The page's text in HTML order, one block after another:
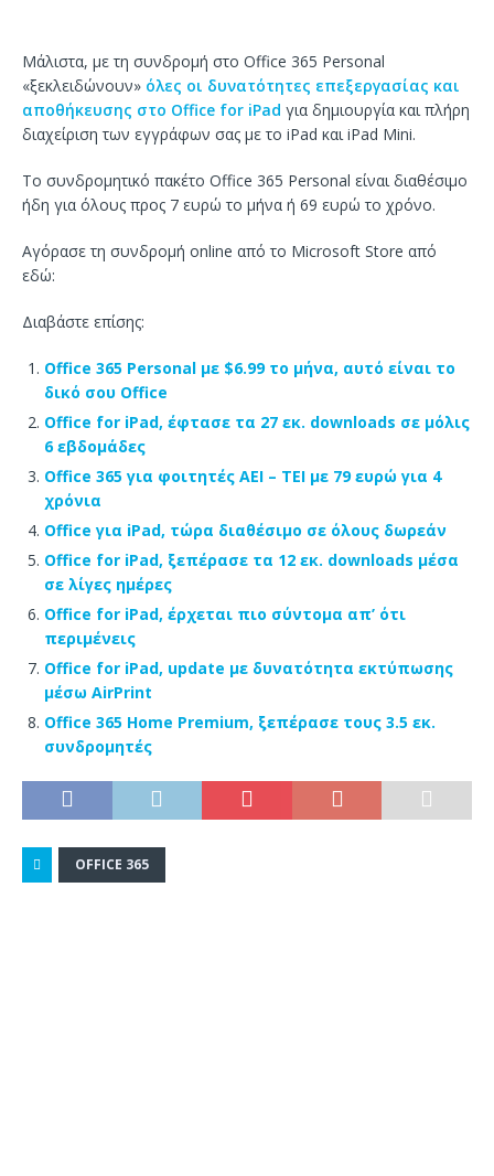
Μάλιστα, με τη συνδρομή στο Office 365 Personal
«ξεκλειδώνουν» όλες οι δυνατότητες επεξεργασίας και
αποθήκευσης στο Office for iPad για δημιουργία και πλήρη
διαχείριση των εγγράφων σας με το iPad και iPad Mini.
Το συνδρομητικό πακέτο Office 365 Personal είναι διαθέσιμο
ήδη για όλους προς 7 ευρώ το μήνα ή 69 ευρώ το χρόνο.
Αγόρασε τη συνδρομή online από το Microsoft Store από
εδώ:
Διαβάστε επίσης:
Office 365 Personal με $6.99 το μήνα, αυτό είναι το
δικό σου Office
Office for iPad, έφτασε τα 27 εκ. downloads σε μόλις
6 εβδομάδες
Office 365 για φοιτητές ΑΕΙ – ΤΕΙ με 79 ευρώ για 4
χρόνια
Office για iPad, τώρα διαθέσιμο σε όλους δωρεάν
Office for iPad, ξεπέρασε τα 12 εκ. downloads μέσα
σε λίγες ημέρες
Office for iPad, έρχεται πιο σύντομα απ’ ότι
περιμένεις
Office for iPad, update με δυνατότητα εκτύπωσης
μέσω AirPrint
Office 365 Home Premium, ξεπέρασε τους 3.5 εκ.
συνδρομητές
OFFICE 365